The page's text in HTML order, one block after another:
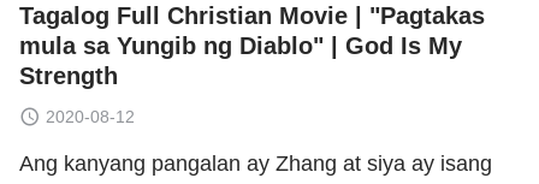
Tagalog Full Christian Movie | "Pagtakas
mula sa Yungib ng Diablo" | God Is My
Strength
2020-08-12
Ang kanyang pangalan ay Zhang at siya ay isang